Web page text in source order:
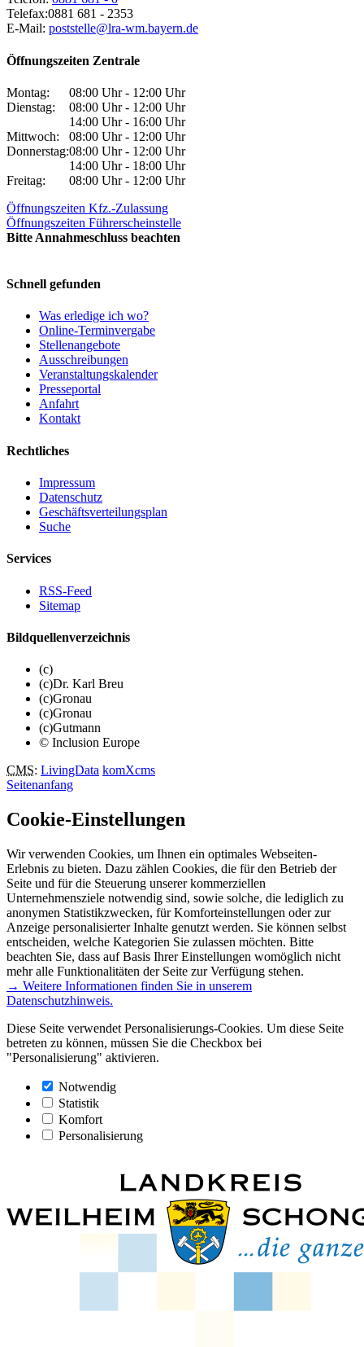
Telefax:0881 681 - 2353
E-Mail: poststelle@lra-wm.bayern.de
Öffnungszeiten Zentrale
Montag:
08:00 Uhr - 12:00 Uhr
Dienstag:
08:00 Uhr - 12:00 Uhr
14:00 Uhr - 16:00 Uhr
Mittwoch:
08:00 Uhr - 12:00 Uhr
Donnerstag:08:00 Uhr - 12:00 Uhr
14:00 Uhr - 18:00 Uhr
Freitag:
08:00 Uhr - 12:00 Uhr
Öffnungszeiten Kfz.-Zulassung
Öffnungszeiten Führerscheinstelle
Bitte Annahmeschluss beachten
Schnell gefunden
Was erledige ich wo?
Online-Terminvergabe
Stellenangebote
Ausschreibungen
Veranstaltungskalender
Presseportal
Anfahrt
Kontakt
Rechtliches
Impressum
Datenschutz
Geschäftsverteilungsplan
Suche
Services
RSS-Feed
Sitemap
Bildquellenverzeichnis
(c)
(c)Dr. Karl Breu
(c)Gronau
(c)Gronau
(c)Gutmann
© Inclusion Europe
CMS: LivingData komXcms
Seitenanfang
Cookie-Einstellungen
Wir verwenden Cookies, um Ihnen ein optimales Webseiten-
Erlebnis zu bieten. Dazu zählen Cookies, die für den Betrieb der
Seite und für die Steuerung unserer kommerziellen
Unternehmensziele notwendig sind, sowie solche, die lediglich zu
anonymen Statistikzwecken, für Komforteinstellungen oder zur
Anzeige personalisierter Inhalte genutzt werden. Sie können selbst
entscheiden, welche Kategorien Sie zulassen möchten. Bitte
beachten Sie, dass auf Basis Ihrer Einstellungen womöglich nicht
mehr alle Funktionalitäten der Seite zur Verfügung stehen.
→ Weitere Informationen finden Sie in unserem
Datenschutzhinweis.
Diese Seite verwendet Personalisierungs-Cookies. Um diese Seite
betreten zu können, müssen Sie die Checkbox bei
"Personalisierung" aktivieren.
Notwendig
Statistik
Komfort
Personalisierung